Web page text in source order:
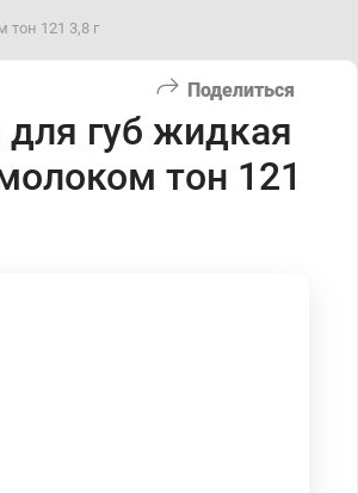
тон 121 3,8 г
Поделиться
губ жидкая
тон 121